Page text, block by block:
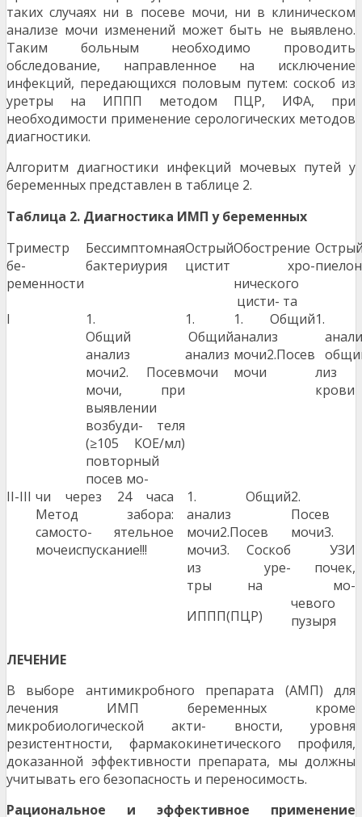
таких случаях ни в посеве мочи, ни в клиническом
анализе мочи изменений может быть не выявлено.
Таким больным необходимо проводить
обследование, направленное на исключение
инфекций, передающихся половым путем: соскоб из
уретры на ИППП методом ПЦР, ИФА, при
необходимости применение серологических методов
диагностики.
Алгоритм диагностики инфекций мочевых путей у
беременных представлен в таблице 2.
Таблица 2. Диагностика ИМП у беременных
Триместр
бе-
ременности
Бессимптомная
бактериурия
Острый
цистит
Обострение
хро-
нического
цисти- та
I
1.
Общий
анализ
мочи2. Посев
мочи, при
выявлении
возбуди- теля
(≥105 КОЕ/мл)
повторный
посев мо-
1.
Общий
анализ
мочи
1. Общий
анализ
мочи2.Посев
мочи
1.
крови
II-III чи через 24 часа
Метод забора:
самосто- ятельное
мочеиспускание!!!
1. Общий
анализ
мочи2.Посев
мочи3. Соскоб
из уре-
тры на
ИППП(ПЦР)
2.
Посев
мочи3.
УЗИ
почек,
мо-
чевого
пузыря
ЛЕЧЕНИЕ
В выборе антимикробного препарата (АМП) для
лечения ИМП беременных кроме
микробиологической акти- вности, уровня
резистентности, фармакокинетического профиля,
доказанной эффективности препарата, мы должны
учитывать его безопасность и переносимость.
Рациональное и эффективное применение